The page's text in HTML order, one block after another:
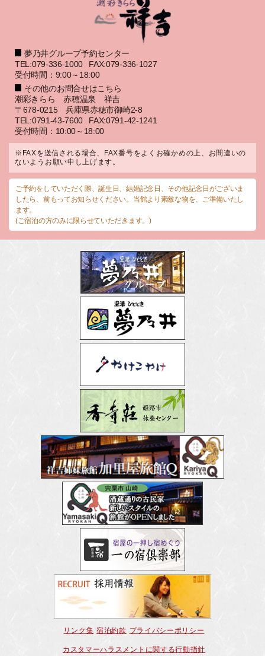
夢乃井グループ予約センター
TEL:079-336-1000
FAX:079-336-1027
受付時間：9:00～18:00
その他のお問合せはこちら
潮彩きらら 赤穂温泉 祥吉
〒678-0215 兵庫県赤穂市御崎2-8
TEL:0791-43-7600
FAX:0791-42-1241
受付時間：10:00～18:00
※FAXを送信される場合、FAX番号をよくお確かめの上、お間違いの
ないようお願い申し上げます。
ご予約をしていただく際、誕生日、結婚記念日、その他記念日がございま
したら、前もってお知らせください。当館より素敵な物を、ご準備いたし
ます。
(ご宿泊の方のみに限らせていただきます。)
リンク集 宿泊約款 プライバシーポリシー
カスタマーハラスメントに関する行動指針